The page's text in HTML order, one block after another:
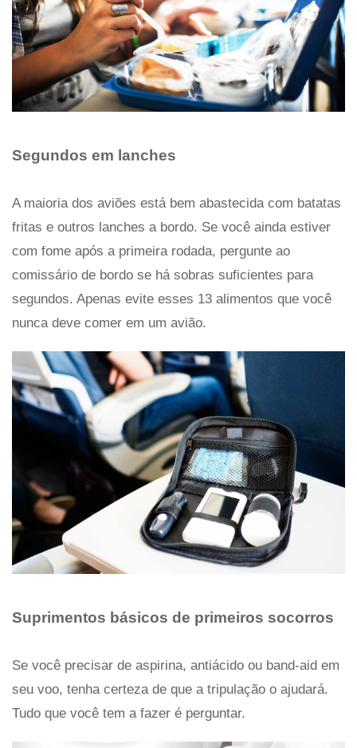
Segundos em lanches
A maioria dos aviões está bem abastecida com batatas
fritas e outros lanches a bordo. Se você ainda estiver
com fome após a primeira rodada, pergunte ao
comissário de bordo se há sobras suficientes para
segundos. Apenas evite esses 13 alimentos que você
nunca deve comer em um avião.
Suprimentos básicos de primeiros socorros
Se você precisar de aspirina, antiácido ou band-aid em
seu voo, tenha certeza de que a tripulação o ajudará.
Tudo que você tem a fazer é perguntar.